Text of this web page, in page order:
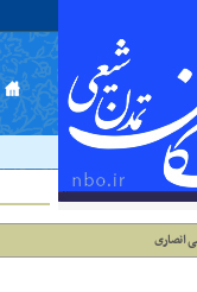
انصاری